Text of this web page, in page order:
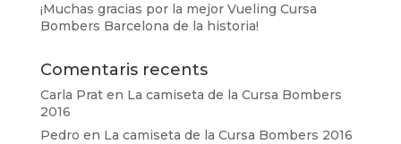
¡Muchas gracias por la mejor Vueling Cursa
Bombers Barcelona de la historia!
Comentaris recents
Carla Praten La camiseta de la Cursa Bombers
2016
Pedro en La camiseta de la Cursa Bombers 2016